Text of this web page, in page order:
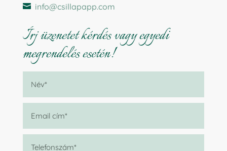
 info@csillapapp.com
Írj üzenetet kérdés vagy egyedi
megrendelés esetén!